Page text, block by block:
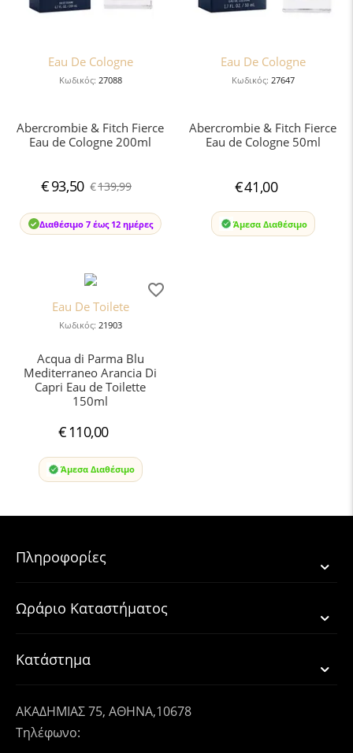
Eau De Cologne
Κωδικός: 27088
Abercrombie & Fitch Fierce
Eau de Cologne 200ml
€139,99
€93,50
Διαθέσιμο 7 έως 12 ημέρες
Eau De Cologne
Κωδικός: 27647
Abercrombie & Fitch Fierce
Eau de Cologne 50ml
€41,00
Άμεσα Διαθέσιμο
Eau De Toilete
Κωδικός: 21903
Acqua di Parma Blu
Mediterraneo Arancia Di
Capri Eau de Toilette
150ml
€ 110,00
Άμεσα Διαθέσιμο
Πληροφορίες
Ωράριο Καταστήματος
Κατάστημα
ΑΚΑΔΗΜΙΑΣ 75, ΑΘΗΝΑ,10678
Τηλέφωνο: